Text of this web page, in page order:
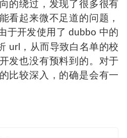
的绕过，发现了很多很有
看起来微不足道的问题，
于开发使用了 dubbo 中的
url，从而导致白名单的校
发也没有预料到的。对于
比较深入，的确是会有一